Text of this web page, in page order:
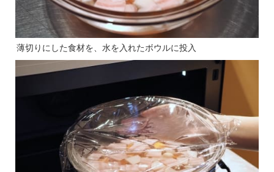
薄切りにした食材を、水を入れたボウルに投入